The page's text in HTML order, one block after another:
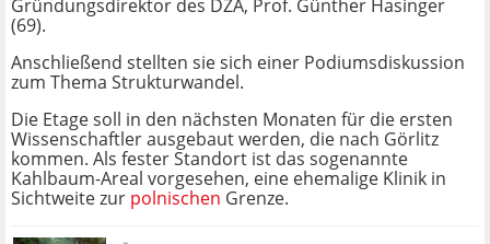
Gründungsdirektor des DZA, Prof. Günther Hasinger
(69).
Anschließend stellten sie sich einer Podiumsdiskussion
zum Thema Strukturwandel.
Die Etage soll in den nächsten Monaten für die ersten
Wissenschaftler ausgebaut werden, die nach Görlitz
kommen. Als fester Standort ist das sogenannte
Kahlbaum-Areal vorgesehen, eine ehemalige Klinik in
Sichtweite zur polnischen Grenze.